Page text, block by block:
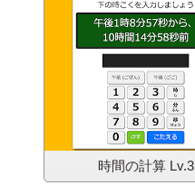
時間の計算Lv.3